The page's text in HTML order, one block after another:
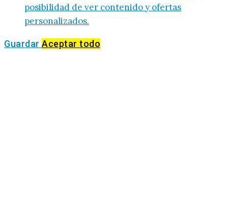
posibilidad de ver contenido y ofertas
personalizados.
Guardar Aceptar todo